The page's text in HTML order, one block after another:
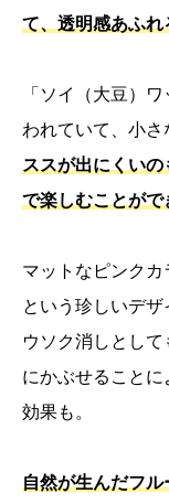
て、透明感あふれ
「ソイ（大豆）
われていて、小さ
ススが出にくい
で楽しむことがで
マットなピンク
という珍しいデ
ウソク消しとし
にかぶせること
効果も。
自然が生んだフ